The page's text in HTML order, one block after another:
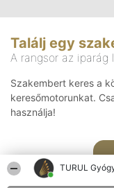
TURUL
Találj egy
A rangsor az
Szakembert keres a
keresőmotorunkat.
használja!